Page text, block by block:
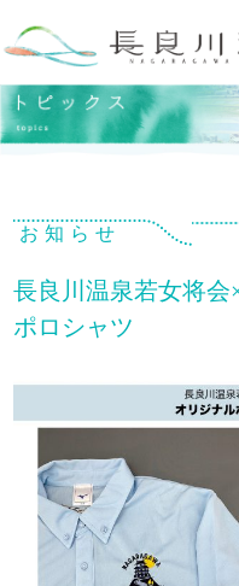
お知らせ
長良川温泉若女将
ポロシャツ